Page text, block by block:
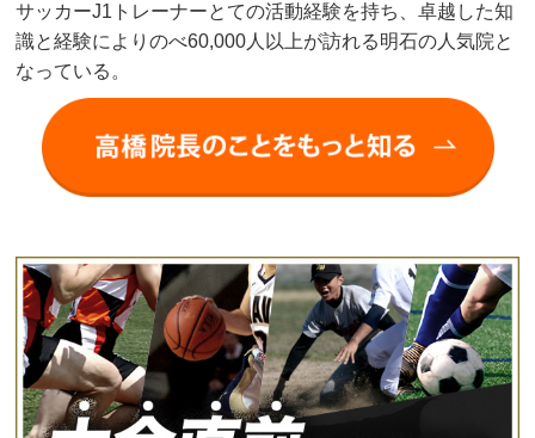
サッカーJ1トレーナーとての活動経験を持ち、卓越した知
識と経験によりのべ60,000人以上が訪れる明石の人気院と
なっている。